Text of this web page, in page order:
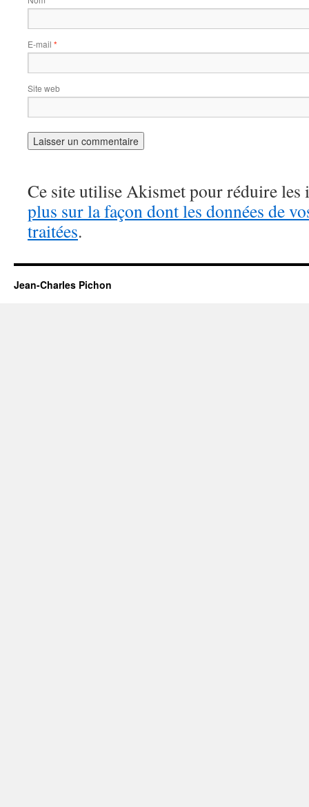
E-mail *
Site web
Ce site utilise Akismet pour réduire les
plus sur la façon dont les données de
traitées.
Jean-Charles Pichon